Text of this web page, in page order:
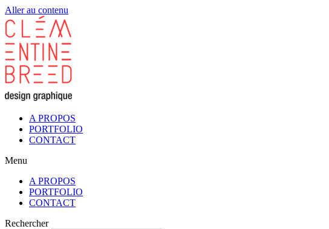
Aller au contenu
A PROPOS
PORTFOLIO
CONTACT
Menu
A PROPOS
PORTFOLIO
CONTACT
Rechercher